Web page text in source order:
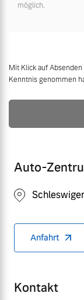
möglich.
Mit Klick auf
Kenntnis genommen
Auto-
Anfahrt
Kontakt